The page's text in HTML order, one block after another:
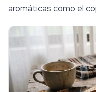
aromáticas como el